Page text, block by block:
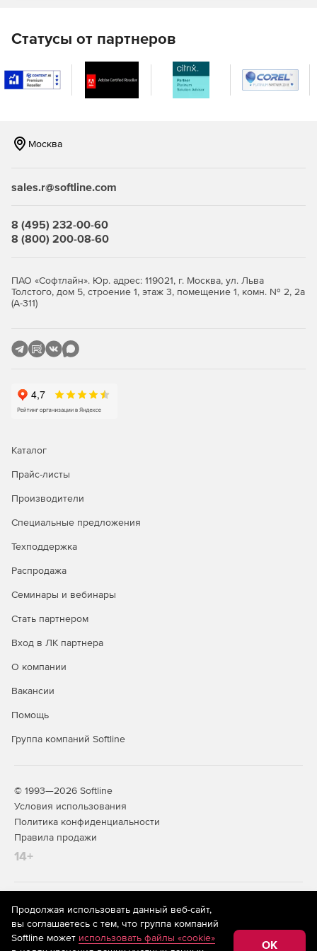
GeoniCS 26
Согласованность данных.
Для согласования данных
в nanoCAD GeoniCS используется
проекту nanoCAD GeoniCS. Это позволяет
GeoniCS изначально настроен под зафиксированные
в российских нормативных документах требования к
инженерных коммуникаций и правил трассировки)
предоставляют пользователю гибкие инструменты
данных открыты, пользователь может пополнять их
собственными наработками.
модели поверхности и инженерных сетей,
встроены в общую информационную модель
Купите nanoCAD GeoniCS 26 в нашем интернет-
Статусы от партнеров
Москва
sales.r@softline.com
8 (495) 232-00-60
8 (800) 200-08-60
ПАО «Софтлайн». Юр. адрес: 119021, г. Москва, ул. Льва
Толстого, дом 5, строение 1, этаж 3, помещение 1, комн. № 2, 2а
(А-311)
Каталог
Прайс-листы
Производители
Специальные предложения
Техподдержка
Распродажа
Семинары и вебинары
Стать партнером
Вход в ЛК партнера
О компании
Вакансии
Помощь
Группа компаний Softline
© 1993—2026 Softline
Условия использования
Политика конфиденциальности
Правила продажи
14+
На информационном ресурсе store.softline.ru применяются
рекомендательные технологии
(информационные технологии
предоставления информации на основе сбора,
систематизации и анализа сведений, относящихся к
Продолжая использовать данный веб-сайт,
вы соглашаетесь с тем, что группа компаний
Softline может использовать файлы «cookie»
OK